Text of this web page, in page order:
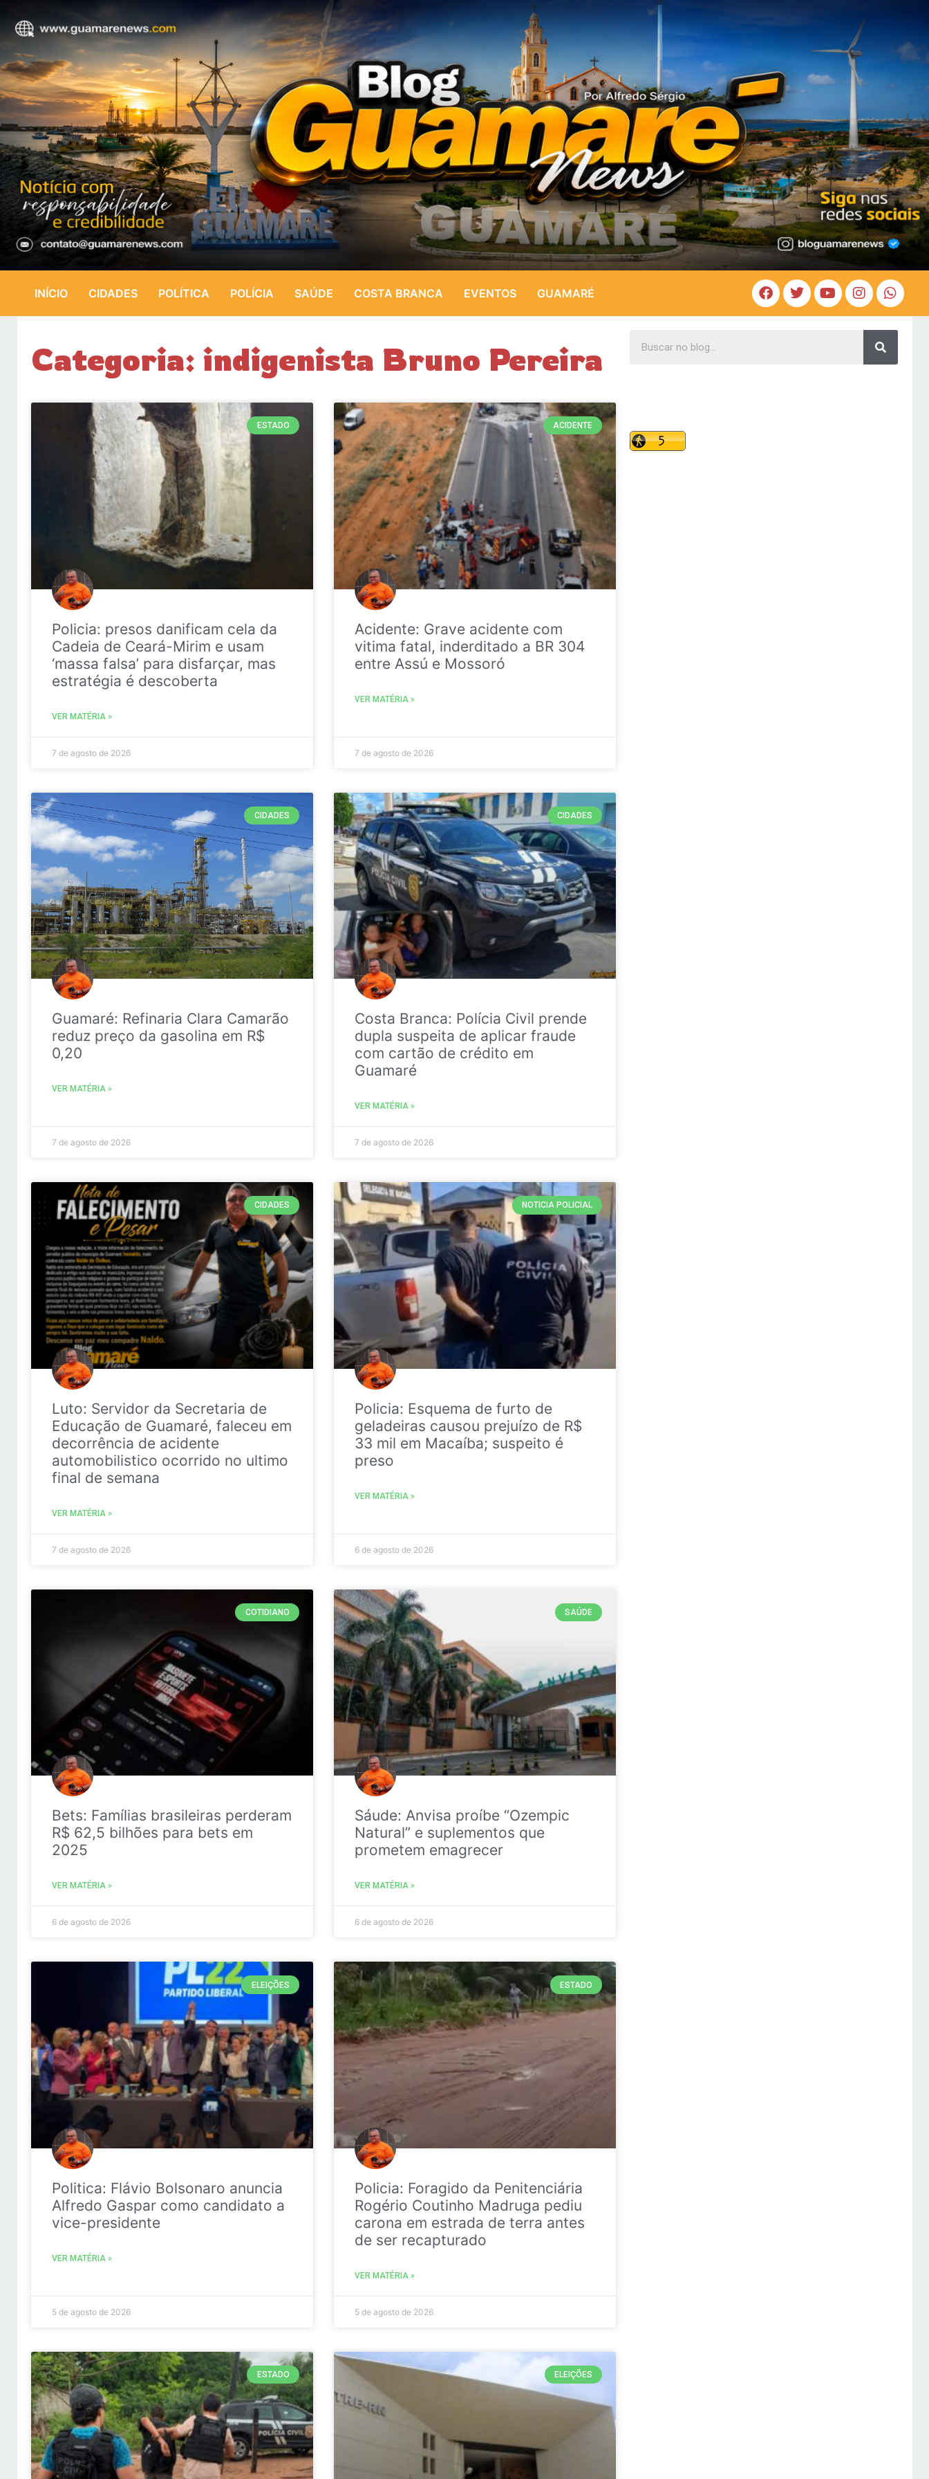
INÍCIO CIDADES POLÍTICA POLÍCIA SAÚDE COSTA BRANCA EVENTOS GUAMARÉ
Categoria: indigenista Bruno Pereira
ESTADO
Policia: presos danificam cela da
Cadeia de Ceará-Mirim e usam
‘massa falsa’ para disfarçar, mas
estratégia é descoberta
VER MATÉRIA »
7 de agosto de 2026
ACIDENTE
Acidente: Grave acidente com
vitima fatal, inderditado a BR 304
entre Assú e Mossoró
VER MATÉRIA »
7 de agosto de 2026
CIDADES
Guamaré: Refinaria Clara Camarão
reduz preço da gasolina em R$
0,20
VER MATÉRIA »
7 de agosto de 2026
CIDADES
Costa Branca: Polícia Civil prende
dupla suspeita de aplicar fraude
com cartão de crédito em
Guamaré
VER MATÉRIA »
7 de agosto de 2026
CIDADES
Luto: Servidor da Secretaria de
Educação de Guamaré, faleceu em
decorrência de acidente
automobilistico ocorrido no ultimo
final de semana
VER MATÉRIA »
7 de agosto de 2026
NOTICIA POLICIAL
Policia: Esquema de furto de
geladeiras causou prejuízo de R$
33 mil em Macaíba; suspeito é
preso
VER MATÉRIA »
6 de agosto de 2026
COTIDIANO
Bets: Famílias brasileiras perderam
R$ 62,5 bilhões para bets em
2025
VER MATÉRIA »
6 de agosto de 2026
SAÚDE
Sáude: Anvisa proíbe “Ozempic
Natural” e suplementos que
prometem emagrecer
VER MATÉRIA »
6 de agosto de 2026
ELEIÇÕES
Politica: Flávio Bolsonaro anuncia
Alfredo Gaspar como candidato a
vice-presidente
VER MATÉRIA »
5 de agosto de 2026
ESTADO
Policia: Foragido da Penitenciária
Rogério Coutinho Madruga pediu
carona em estrada de terra antes
de ser recapturado
VER MATÉRIA »
5 de agosto de 2026
ESTADO ELEIÇÕES